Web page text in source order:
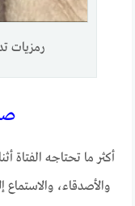
رمزيات
أكثر ما تحتاجه الفتاة
والأصدقاء،